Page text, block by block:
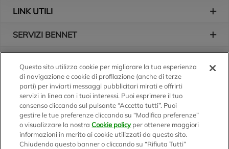
LINK UTILI
SERVIZI BENNET
Logo Bennet
Seguici sui nostri canali
Scarica l'app
Questo sito utilizza cookie per migliorare la tua esperienza
di navigazione e cookie di profilazione (anche di terze
parti) per inviarti messaggi pubblicitari mirati e offrirti
servizi in linea con i tuoi interessi. Puoi esprimere il tuo
consenso cliccando sul pulsante “Accetta tutti”. Puoi
gestire le tue preferenze cliccando su “Modifica preferenze”
o visualizzare la nostraCookie policyper ottenere maggiori
informazioni in merito ai cookie utilizzati da questo sito.
Chiudendo questo banner o cliccando su “Rifiuta Tutti”